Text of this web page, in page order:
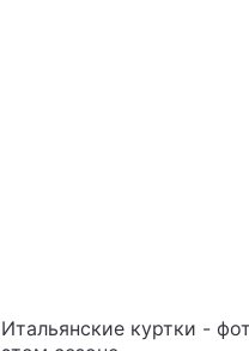
Итальянские куртки -